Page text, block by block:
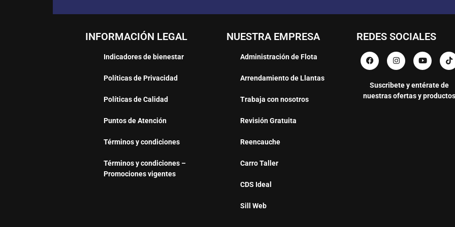
INFORMACIÓN LEGAL
Indicadores de bienestar
Políticas de Privacidad
Políticas de Calidad
Puntos de Atención
Términos y condiciones
Términos y condiciones –
Promociones vigentes
NUESTRA EMPRESA
Administración de Flota
Arrendamiento de Llantas
Trabaja con nosotros
Revisión Gratuita
Reencauche
Carro Taller
CDS Ideal
Sill Web
REDES SOCIALES
Suscribete y entérate de
nuestras ofertas y